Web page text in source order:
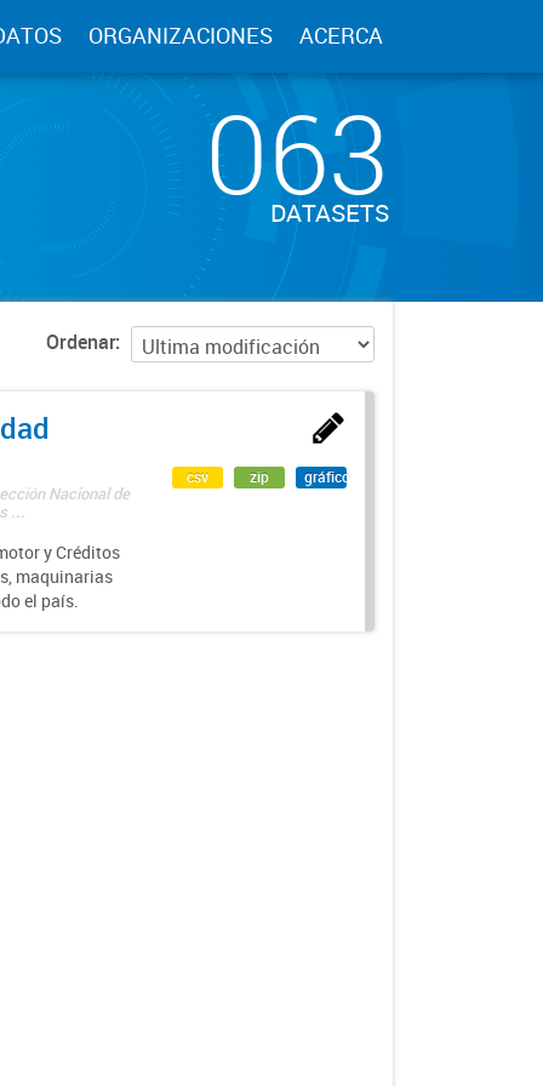
ORGANIZACIONES ACERCA
063
DATASETS
Ordenar
Nacional de
...
y Créditos
maquinarias
el país.
csv zip gráfico